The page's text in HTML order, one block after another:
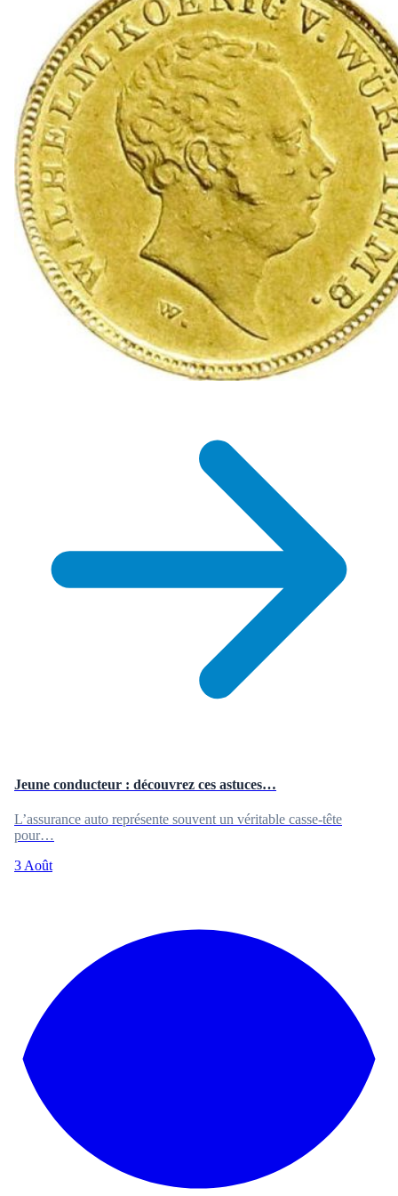
Jeune conducteur : découvrez ces astuces…
L’assurance auto représente souvent un véritable casse-tête
pour…
3 Août